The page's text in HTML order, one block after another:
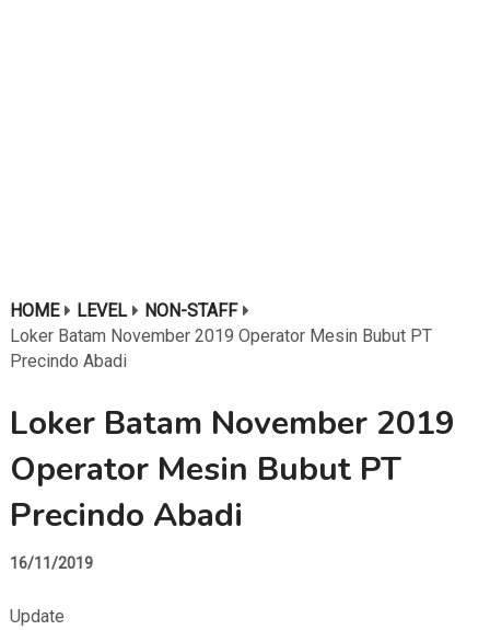
HOME LEVEL
NON-STAFF
Loker Batam November 2019 Operator Mesin Bubut PT
Precindo Abadi
Loker Batam November 2019
Operator Mesin Bubut PT
Precindo Abadi
16/11/2019
Update